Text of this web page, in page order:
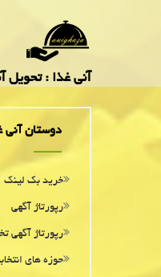
آنی غذا : تحویل
دوستان آنی
خرید بک لینک
رپورتاژ آگهی
رپورتاژ آگهی
حوزه های